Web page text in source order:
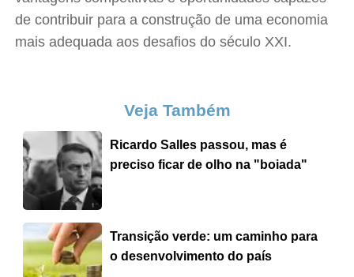
de contribuir para a construção de uma economia
mais adequada aos desafios do século XXI.
Veja Também
Ricardo Salles passou, mas é
preciso ficar de olho na "boiada"
Transição verde: um caminho para
o desenvolvimento do país